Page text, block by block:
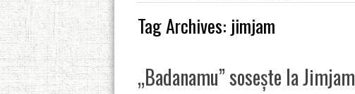
Tag Archives: jimjam
„Badanamu” sosește la Jimjam